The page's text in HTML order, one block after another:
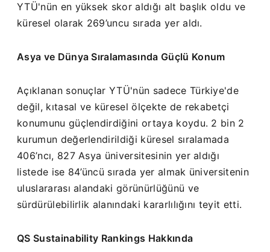
YTÜ'nün en yüksek skor aldığı alt başlık oldu ve
küresel olarak 269’uncu sırada yer aldı.
Asya ve Dünya Sıralamasında Güçlü Konum
Açıklanan sonuçlar YTÜ'nün sadece Türkiye'de
değil, kıtasal ve küresel ölçekte de rekabetçi
konumunu güçlendirdiğini ortaya koydu. 2 bin 2
kurumun değerlendirildiği küresel sıralamada
406’ncı, 827 Asya üniversitesinin yer aldığı
listede ise 84’üncü sırada yer almak üniversitenin
uluslararası alandaki görünürlüğünü ve
sürdürülebilirlik alanındaki kararlılığını teyit etti.
QS Sustainability Rankings Hakkında